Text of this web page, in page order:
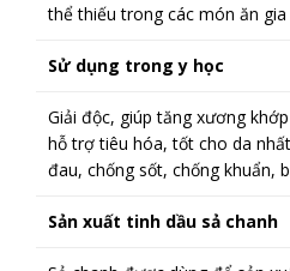
thể thiếu trong các món ăn
Sử dụng trong y học
Giải độc, giúp tăng xương
hỗ trợ tiêu hóa, tốt cho da
đau, chống sốt, chống khuẩn,
Sản xuất tinh dầu sả chanh